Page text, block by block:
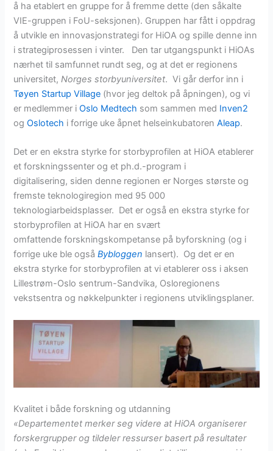
å ha etablert en gruppe for å fremme dette (den såkalte
VIE-gruppen i FoU-seksjonen). Gruppen har fått i oppdrag
å utvikle en innovasjonstrategi for HiOA og spille denne inn
i strategiprosessen i vinter. Den tar utgangspunkt i HiOAs
nærhet til samfunnet rundt seg, og at det er regionens
universitet,Norges storbyuniversitet. Vi går derfor inn i
Tøyen Startup Village (hvor jeg deltok på åpningen), og vi
er medlemmer iOslo Medtech som sammen med Inven2
ogOslotech i forrige uke åpnet helseinkubatorenAleap.
Det er en ekstra styrke for storbyprofilen at HiOA etablerer
et forskningssenter og et ph.d.-program i
digitalisering, siden denne regionen er Norges største og
fremste teknologiregion med 95 000
teknologiarbeidsplasser. Det er også en ekstra styrke for
storbyprofilen at HiOA har en svært
omfattende forskningskompetanse på byforskning (og i
forrige uke ble ogsåBybloggen lansert). Og det er en
ekstra styrke for storbyprofilen at vi etablerer oss i aksen
Lillestrøm-Oslo sentrum-Sandvika, Osloregionens
vekstsentra og nøkkelpunkter i regionens utviklingsplaner.
Kvalitet i både forskning og utdanning
«Departementet merker seg videre at HiOA organiserer
forskergrupper og tildeler ressurser basert på resultater